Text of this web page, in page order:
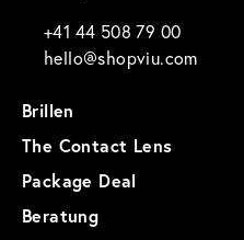
+41 44 508 79 00
hello@shopviu.com
Brillen
The Contact Lens
Package Deal
Beratung